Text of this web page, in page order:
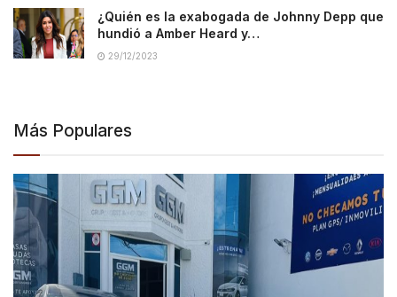
¿Quién es la exabogada de Johnny Depp que
hundió a Amber Heard y…
29/12/2023
Más Populares